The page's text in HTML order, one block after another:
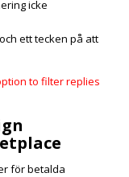
icke
ett tecken på att
to filter replies
för betalda